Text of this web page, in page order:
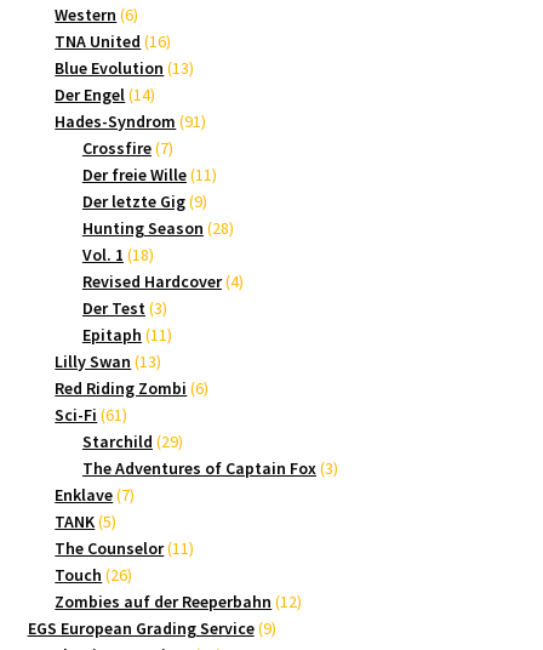
Western 66
Produkte
TNA United 1616
Produkte
Blue Evolution 1313
Der Engel 1414
Produkte
Hades-Syndrom 9191
Crossfire 77
Produkte
Der freie Wille 1111
Der letzte Gig 99
Produkte
Hunting Season 2828
Vol. 1 1818
Produkte
Revised Hardcover 44
Der Test 33
Produkte
Epitaph 1111
Lilly Swan 1313
Produkte
Red Riding Zombi 66
Sci-Fi 6161
Produkte
Starchild 2929
Produkte
The Adventures of Captain Fox 33
Enklave 77
TANK 55
Produkte
The Counselor 1111
Touch 2626
Produkte
Zombies auf der Reeperbahn 1212
EGS European Grading Service 99